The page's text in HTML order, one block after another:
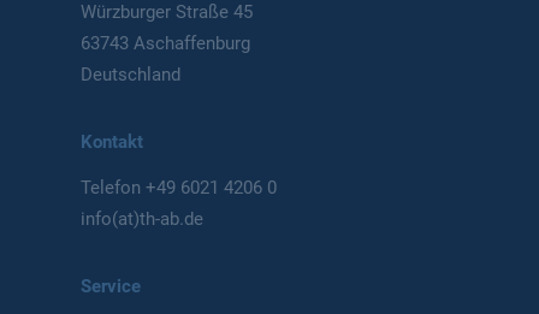
Würzburger Straße 45
63743 Aschaffenburg
Deutschland
Kontakt
Telefon+49 6021 4206 0
info(at)th-ab.de
Service